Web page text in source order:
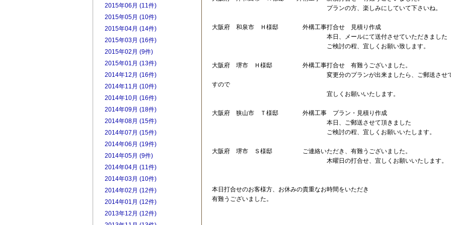
プランの方、楽しみにしていて下さいね。
大阪府 和泉市 Ｈ様邸 外構工事打合せ 見積り作成
本日、メールにて送付させていただきました
ご検討の程、宜しくお願い致します。
大阪府 堺市 Ｈ様邸 外構工事打合せ 有難うございました。
変更分のプランが出来ましたら、ご郵送させて
すので
宜しくお願いいたします。
大阪府 狭山市 Ｔ様邸 外構工事 プラン・見積り作成
本日、ご郵送させて頂きました
ご検討の程、宜しくお願いいたします。
大阪府 堺市 Ｓ様邸 ご連絡いただき、有難うございました。
木曜日の打合せ、宜しくお願いいたします。
本日打合せのお客様方、お休みの貴重なお時間をいただき
有難うございました。
2015年06月 (11件)
2015年05月 (10件)
2015年04月 (14件)
2015年03月 (16件)
2015年02月 (9件)
2015年01月 (13件)
2014年12月 (16件)
2014年11月 (10件)
2014年10月 (16件)
2014年09月 (18件)
2014年08月 (15件)
2014年07月 (15件)
2014年06月 (19件)
2014年05月 (9件)
2014年04月 (11件)
2014年03月 (10件)
2014年02月 (12件)
2014年01月 (12件)
2013年12月 (12件)